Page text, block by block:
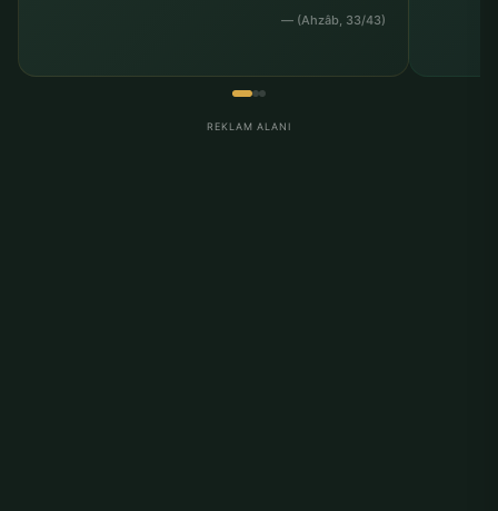
— (Ahzâb, 33/43)
REKLAM ALANI